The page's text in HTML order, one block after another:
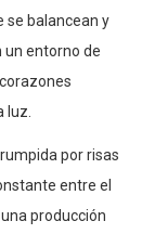
se balancean y
un entorno de
luz.
por risas
entre el
producción